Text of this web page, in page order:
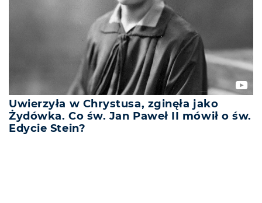
Uwierzyła w Chrystusa, zginęła jako
Żydówka. Co św. Jan Paweł II mówił o św.
Edycie Stein?